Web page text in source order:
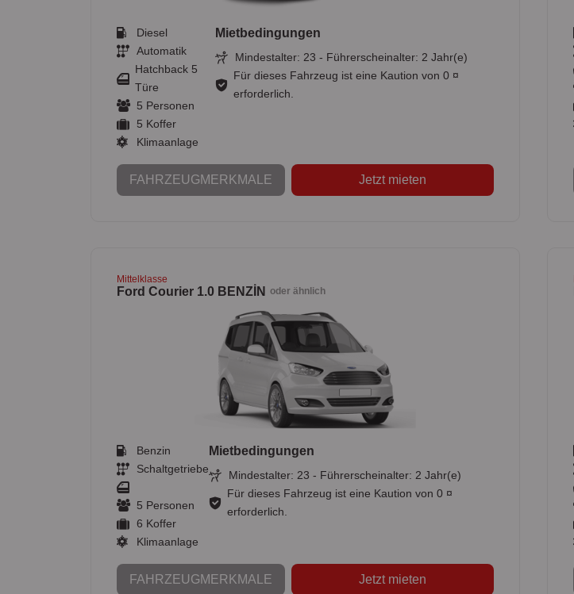
Diesel
Automatik
Hatchback 5
Türe
5 Personen
5 Koffer
Klimaanlage
Mietbedingungen
Mindestalter: 23 - Führerscheinalter: 2 Jahr(e)
Für dieses Fahrzeug ist eine Kaution von 0 ¤
erforderlich.
FAHRZEUGMERKMALE Jetzt mieten
Mittelklasse
Ford Courier 1.0 BENZİN oder ähnlich
Benzin
Schaltgetriebe
5 Personen
6 Koffer
Klimaanlage
Mietbedingungen
Mindestalter: 23 - Führerscheinalter: 2 Jahr(e)
Für dieses Fahrzeug ist eine Kaution von 0 ¤
erforderlich.
FAHRZEUGMERKMALE Jetzt mieten